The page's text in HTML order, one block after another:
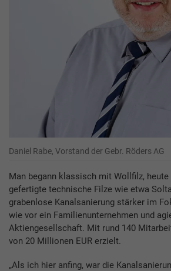
Daniel Rabe, Vorstand der Gebr. Röders AG
Man begann klassisch mit Wollfilz, heute
gefertigte technische Filze wie etwa
grabenlose Kanalsanierung stärker im
wie vor ein Familienunternehmen und
Aktiengesellschaft. Mit rund 140
von 20 Millionen EUR erzielt.
„Als ich hier anfing, war die